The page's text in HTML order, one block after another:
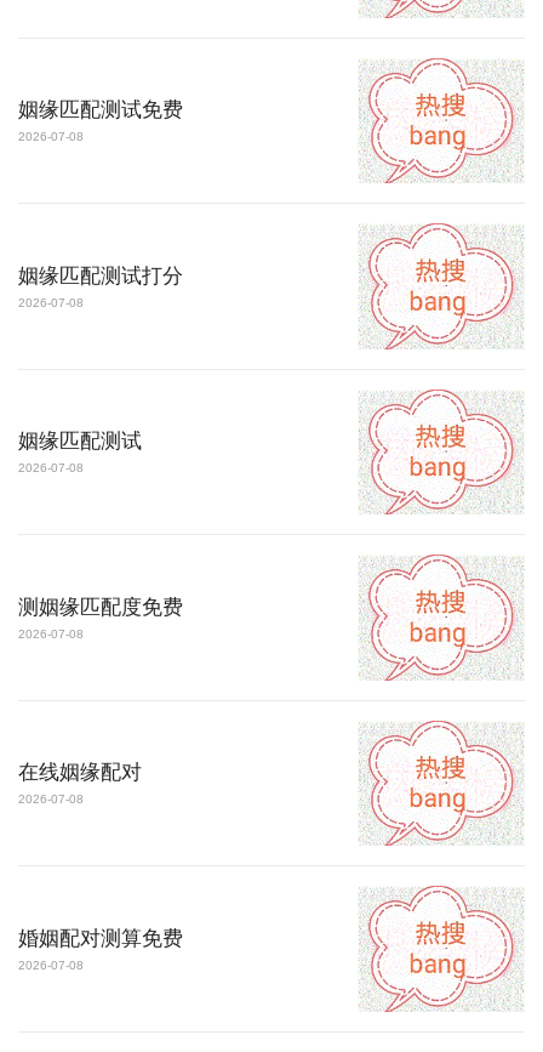
姻缘匹配测试免费
2026-07-08
姻缘匹配测试打分
2026-07-08
姻缘匹配测试
2026-07-08
测姻缘匹配度免费
2026-07-08
在线姻缘配对
2026-07-08
婚姻配对测算免费
2026-07-08